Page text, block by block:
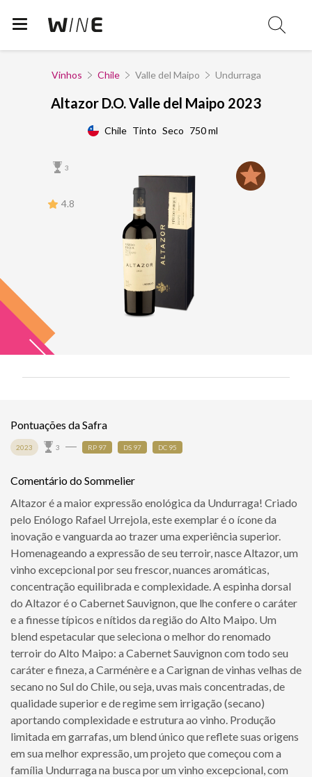
Vinhos Chile Valle del Maipo Undurraga
Altazor D.O. Valle del Maipo 2023
Chile Tinto Seco 750 ml
3
4.8
Pontuações da Safra
2023 3 RP 97 DS 97 DC 95
Comentário do Sommelier
Altazor é a maior expressão enológica da Undurraga! Criado
pelo Enólogo Rafael Urrejola, este exemplar é o ícone da
inovação e vanguarda ao trazer uma experiência superior.
Homenageando a expressão de seu terroir, nasce Altazor, um
vinho excepcional por seu frescor, nuances aromáticas,
concentração equilibrada e complexidade. A espinha dorsal
do Altazor é o Cabernet Sauvignon, que lhe confere o caráter
e a finesse típicos e nítidos da região do Alto Maipo. Um
blend espetacular que seleciona o melhor do renomado
terroir do Alto Maipo: a Cabernet Sauvignon com todo seu
caráter e fineza, a Carménère e a Carignan de vinhas velhas de
secano no Sul do Chile, ou seja, uvas mais concentradas, de
qualidade superior e de regime sem irrigação (secano)
aportando complexidade e estrutura ao vinho. Produção
limitada em garrafas, um blend único que reflete suas origens
em sua melhor expressão, um projeto que começou com a
família Undurraga na busca por um vinho excepcional, com